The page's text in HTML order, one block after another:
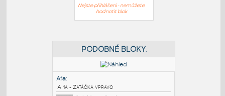
Nejste přihlášeni - nemůžete
hodnotit blok